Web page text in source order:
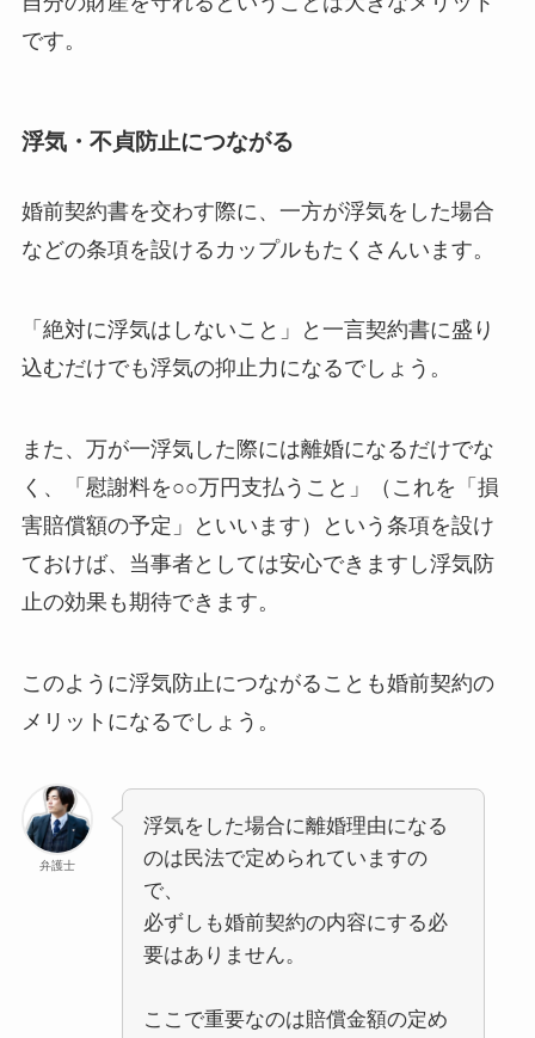
です。
浮気・不貞防止につながる
婚前契約書を交わす際に、一方が浮気をした場合
などの条項を設けるカップルもたくさんいます。
「絶対に浮気はしないこと」と一言契約書に盛り
込むだけでも浮気の抑止力になるでしょう。
また、万が一浮気した際には離婚になるだけでな
く、「慰謝料を○○万円支払うこと」（これを「損
害賠償額の予定」といいます）という条項を設け
ておけば、当事者としては安心できますし浮気防
止の効果も期待できます。
このように浮気防止につながることも婚前契約の
メリットになるでしょう。
弁護士
浮気をした場合に離婚理由になる
のは民法で定められていますの
で、
必ずしも婚前契約の内容にする必
要はありません。
ここで重要なのは賠償金額の定め